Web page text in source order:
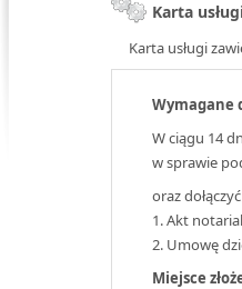
Karta
Karta usługi
Wymagane
W ciągu 14
w sprawie
oraz
1. Akt
2. Umowę
Miejsce